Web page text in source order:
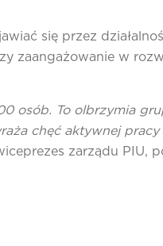
się przez
zaangażowanie w
osób. To olbrzymia
chęć aktywnej
zarządu PIU,